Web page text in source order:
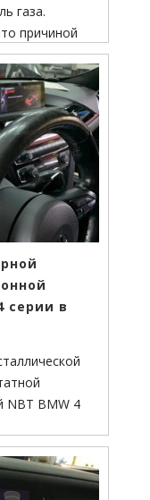
газа.
причиной
серии в
NBT BMW 4